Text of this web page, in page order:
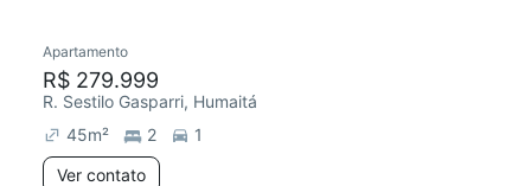
Redecorar
Apartamento
R$ 279.999
R. Sestilo Gasparri, Humaitá
45m² 2
1
Ver contato